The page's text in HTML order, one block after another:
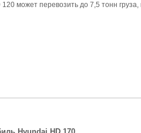
может перевозить до 7,5 тонн